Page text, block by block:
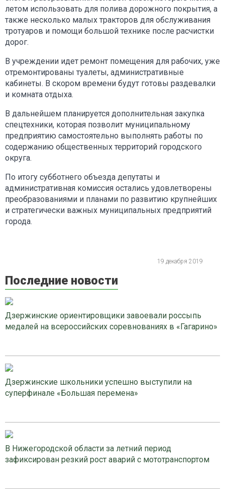
летом использовать для полива дорожного покрытия, а
также несколько малых тракторов для обслуживания
тротуаров и помощи большой технике после расчистки
дорог.
В учреждении идет ремонт помещения для рабочих, уже
отремонтированы туалеты, административные
кабинеты. В скором времени будут готовы раздевалки
и комната отдыха.
В дальнейшем планируется дополнительная закупка
спецтехники, которая позволит муниципальному
предприятию самостоятельно выполнять работы по
содержанию общественных территорий городского
округа.
По итогу субботнего объезда депутаты и
административная комиссия остались удовлетворены
преобразованиями и планами по развитию крупнейших
и стратегически важных муниципальных предприятий
города.
19 декабря 2019
Последние новости
Дзержинские ориентировщики завоевали россыпь
медалей на всероссийских соревнованиях в «Гагарино»
Дзержинские школьники успешно выступили на
суперфинале «Большая перемена»
В Нижегородской области за летний период
зафиксирован резкий рост аварий с мототранспортом